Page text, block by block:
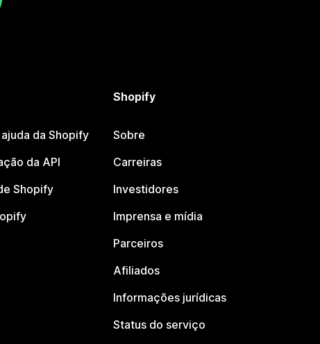
da Shopify
da API
Shopify
Shopify
Sobre
Carreiras
Investidores
Imprensa e mídia
Parceiros
Afiliados
Informações jurídicas
Status do serviço